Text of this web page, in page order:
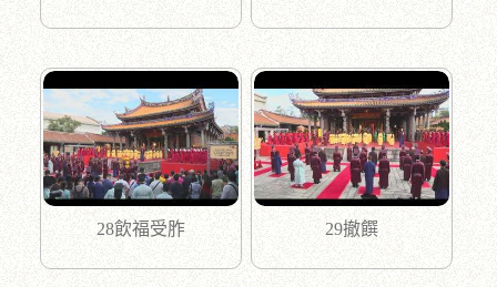
28飲福受胙 29撤饌